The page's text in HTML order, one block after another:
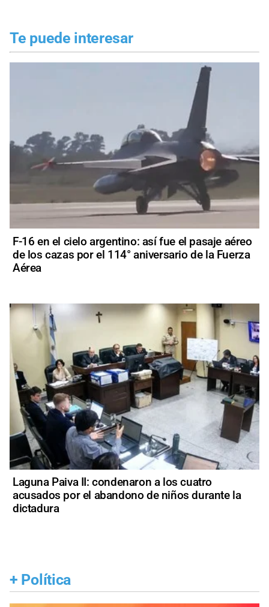
Te puede interesar
F-16 en el cielo argentino: así fue el pasaje aéreo
de los cazas por el 114° aniversario de la Fuerza
Aérea
Laguna Paiva II: condenaron a los cuatro
acusados por el abandono de niños durante la
dictadura
+ Política